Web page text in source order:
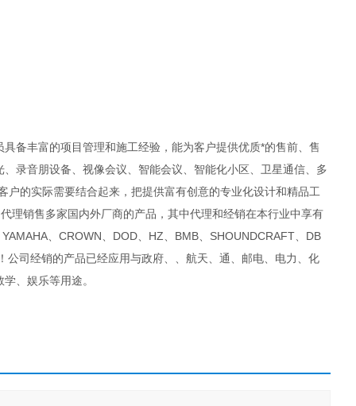
丰富的项目管理和施工经验，能为客户提供优质*的售前、售
录音朋设备、视像会议、智能会议、智能化小区、卫星通信、多
的实际需要结合起来，把提供富有创意的专业化设计和精品工
理销售多家国内外厂商的产品，其中代理和经销在本行业中享有
、CROWN、DOD、HZ、BMB、SHOUNDCRAFT、DB
公司经销的产品已经应用与政府、、航天、通、邮电、电力、化
、娱乐等用途。